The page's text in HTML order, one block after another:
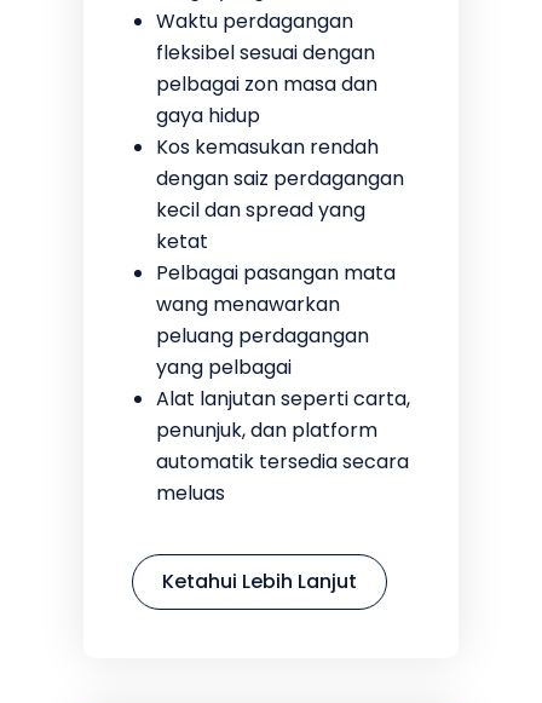
Waktu perdagangan
fleksibel sesuai dengan
pelbagai zon masa dan
gaya hidup
Kos kemasukan rendah
dengan saiz perdagangan
kecil dan spread yang
ketat
Pelbagai pasangan mata
wang menawarkan
peluang perdagangan
yang pelbagai
Alat lanjutan seperti carta,
penunjuk, dan platform
automatik tersedia secara
meluas
Ketahui Lebih Lanjut